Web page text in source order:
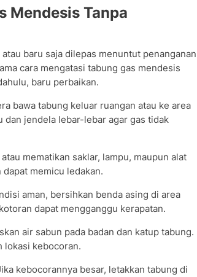
Mendesis Tanpa
baru saja dilepas menuntut penanganan
cara mengatasi tabung gas mendesis
baru perbaikan.
bawa tabung keluar ruangan atau ke area
jendela lebar-lebar agar gas tidak
mematikan saklar, lampu, maupun alat
memicu ledakan.
aman, bersihkan benda asing di area
dapat mengganggu kerapatan.
air sabun pada badan dan katup tabung.
lokasi kebocoran.
kebocorannya besar, letakkan tabung di